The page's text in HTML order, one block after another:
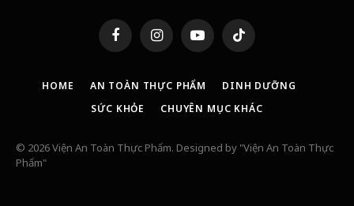
FacebookInstagramYouTubeTikTok
HOME AN TOÀN THỰC PHẨM
DINH DƯỠNG
SỨC KHỎE
CHUYÊN MỤC KHÁC
© 2026 Viện An Toàn Thực Phẩm. Designed by "Viện An Toàn Thực
Phẩm"